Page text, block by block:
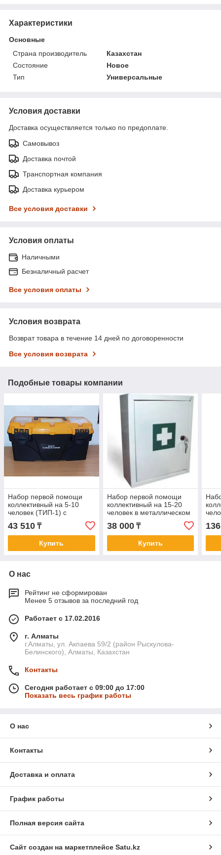
Характеристики
Основные
Страна производитель
Казахстан
Состояние
Новое
Тип
Универсальные
Условия доставки
Доставка осуществляется только по предоплате.
Самовывоз
Доставка почтой
Транспортная компания
Доставка курьером
Все условия доставки
Условия оплаты
Наличными
Безналичный расчет
Все условия оплаты
Условия возврата
Возврат товара в течение 14 дней по договоренности
Все условия возврата
Подобные товары компании
Набор первой помощи
коллективный на 5-10
человек (ТИП-1) с
тонометром в переносном
пластиковом чемоданчике
43 510 ₸
Купить
Набор первой помощи
коллективный на 15-20
человек в металлическом
настенном шкафчике
(37,5х30х16см)
38 000₸
Купить
О нас
Рейтинг не сформирован
Менее 5 отзывов за последний год
Работает с 17.02.2016
г. Алматы
г.Алматы, ул. Акпаева 59/2 (район Рыскулова-
Белинского), Алматы, Казахстан
Контакты
Сегодня работает с 09:00 до 17:00
Показать весь график работы
О нас
Контакты
Доставка и оплата
График работы
Полная версия сайта
Сайт создан на маркетплейсе Satu.kz